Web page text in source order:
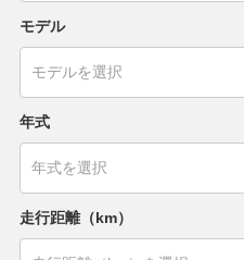
モデル
年式
走行距離（km）